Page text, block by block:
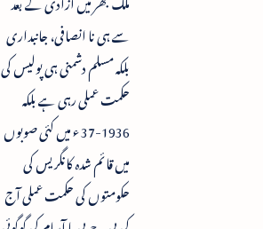
سے ہی نا انصافی، جانبداری
بلکہ مسلم دشمنی ہی پولیس کی
حکمت عملی رہی ہے بلکہ
1936-37 ء میں کئی صوبوں
میں قائم شدہ کانگریس کی
حکومتوں کی حکمت عملی آج